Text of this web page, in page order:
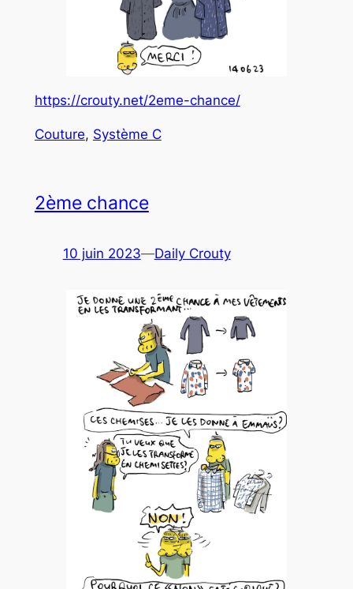
https://crouty.net/2eme-chance/
Couture, Système C
2ème chance
10 juin 2023—Daily Crouty